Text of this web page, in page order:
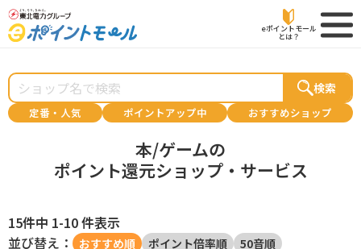
eポイントモール
とは？
検索
定番・人気 ポイントアップ中 おすすめショップ
本/ゲームの
ポイント還元ショップ・サービス
15件中 1-10 件表示
並び替え：
おすすめ順 ポイント倍率順 50音順